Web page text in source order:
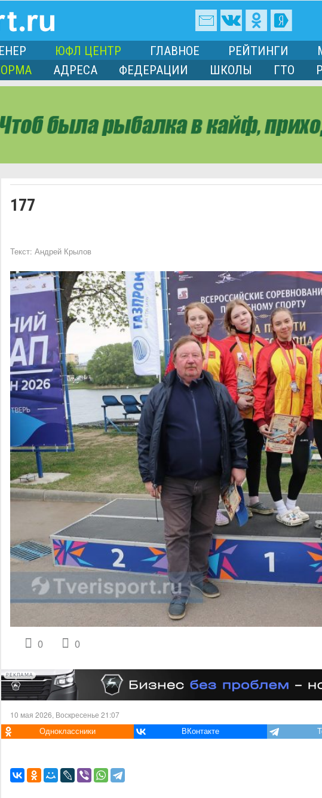
ЮФЛ ЦЕНТР ГЛАВНОЕ РЕЙТИНГИ
АДРЕСА ФЕДЕРАЦИИ ШКОЛЫ ГТО
177
Текст:Андрей Крылов
0 0
РЕКЛАМА
10 мая 2026, Воскресенье 21:07
Одноклассники ВКонтакте